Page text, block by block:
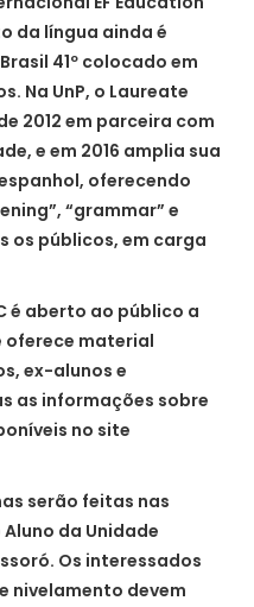
da língua ainda é
41º colocado em
Na UnP, o Laureate
2012 em parceira com
e em 2016 amplia sua
oferecendo
“grammar” e
os públicos, em carga
é aberto ao público a
oferece material
ex-alunos e
as informações sobre
no site
serão feitas nas
da Unidade
Os interessados
nivelamento devem